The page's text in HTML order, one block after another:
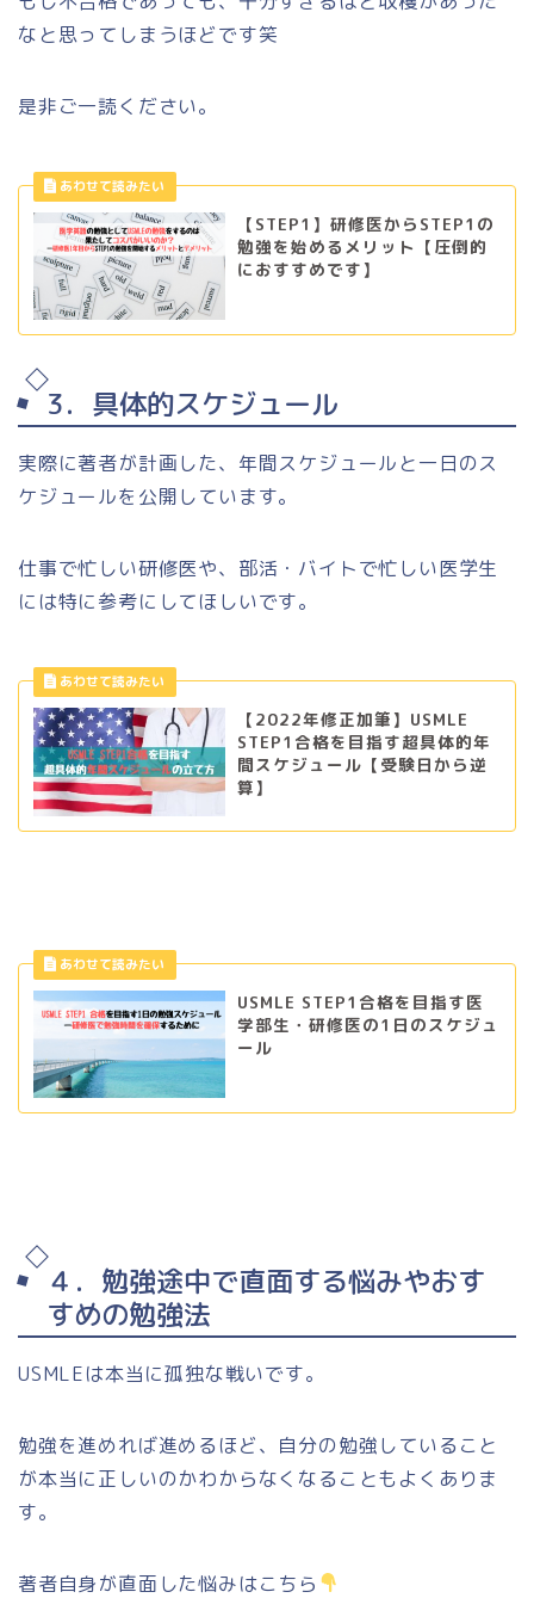
なと思ってしまうほどです笑
是非ご一読ください。
【STEP1】研修医からSTEP1の
勉強を始めるメリット【圧倒的
におすすめです】
3．具体的スケジュール
実際に著者が計画した、年間スケジュールと一日のス
ケジュールを公開しています。
仕事で忙しい研修医や、部活・バイトで忙しい医学生
には特に参考にしてほしいです。
【2022年修正加筆】USMLE
STEP1合格を目指す超具体的年
間スケジュール【受験日から逆
算】
USMLE STEP1合格を目指す医
学部生・研修医の1日のスケジュ
ール
４．勉強途中で直面する悩みやおす
すめの勉強法
USMLEは本当に孤独な戦いです。
勉強を進めれば進めるほど、自分の勉強していること
が本当に正しいのかわからなくなることもよくありま
す。
著者自身が直面した悩みはこちら